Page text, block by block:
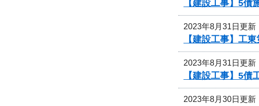
【建設工事】5
2023年8月31日更新
【建設工事】工
2023年8月31日更新
【建設工事】5債
2023年8月30日更新